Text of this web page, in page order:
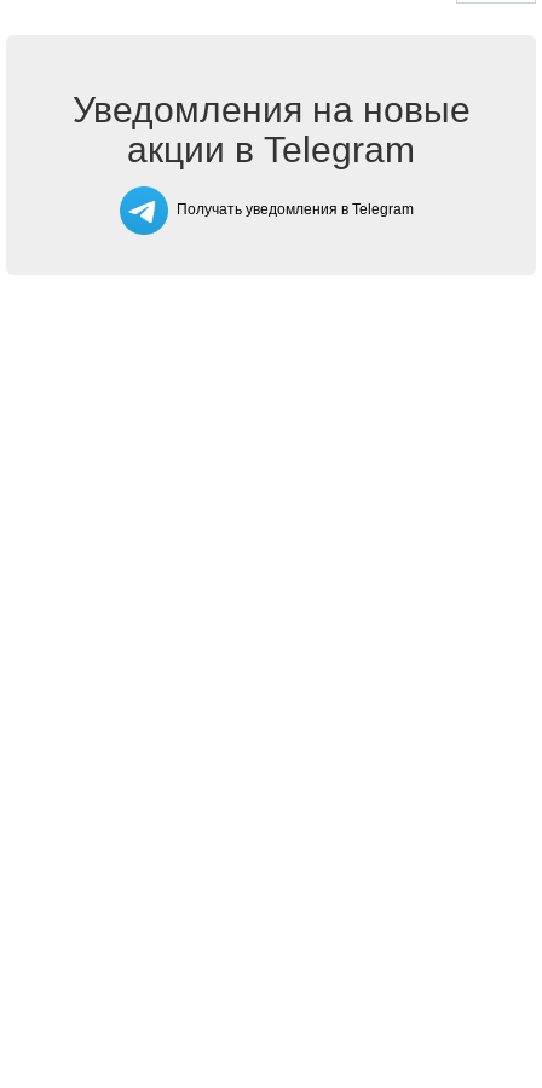
Уведомления на новые
акции в Telegram
Получать уведомления в Telegram